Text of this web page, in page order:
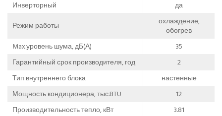
Инверторный
да
Режим работы
охлаждение,
обогрев
Max.уровень шума, дБ(А)
35
Гарантийный срок производителя, год
2
Тип внутреннего блока
настенные
Мощность кондиционера, тыс.BTU
12
Производительность тепло, кВт
3.81